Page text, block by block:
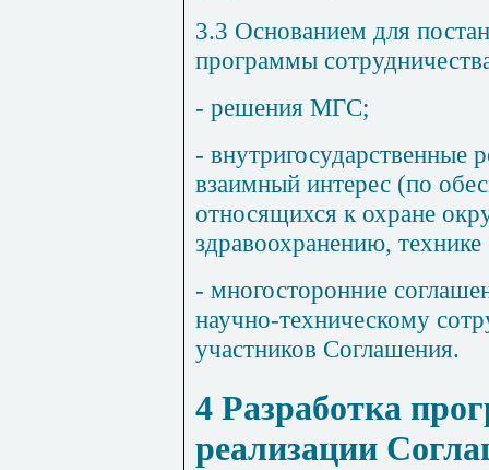
3.3 Основанием для
программы
- решения МГС;
- внутригосударственные
взаимный интерес (по
относящихся к охране
здравоохранению,
- многосторонние
научно-техническому
участников Соглашения.
4 Разработка
реализации